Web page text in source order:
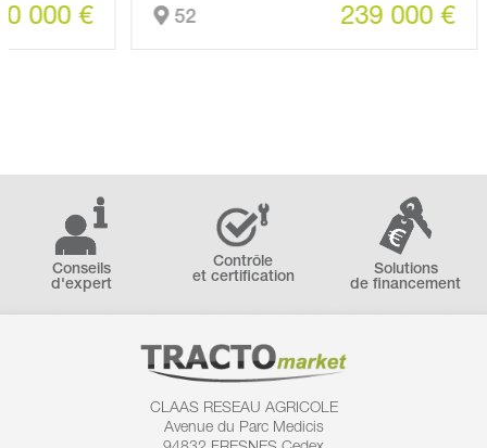
€ 239 000 €
Conseils
d'expert
Contrôle
et certification
Solutions
de financement
CLAAS RESEAU AGRICOLE
Avenue du Parc Medicis